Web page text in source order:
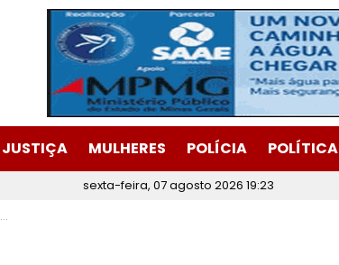
JUSTIÇA MULHERES POLÍCIA POLÍTICA
sexta-feira, 07 agosto 2026 19:23